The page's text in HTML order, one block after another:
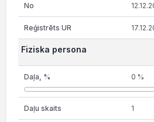
Fiziska persona
0 %
1